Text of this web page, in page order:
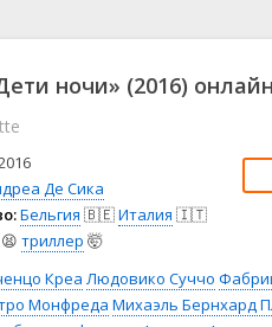
👨‍💼 Новости
тв
🤠 Фильм-нуар
ночи» (2016)
Де Сика
Бельгия 🇧🇪Италия 🇮🇹
😫 триллер 🤯
Креа Людовико Суччо
Монфреда Михаэль Бернхард